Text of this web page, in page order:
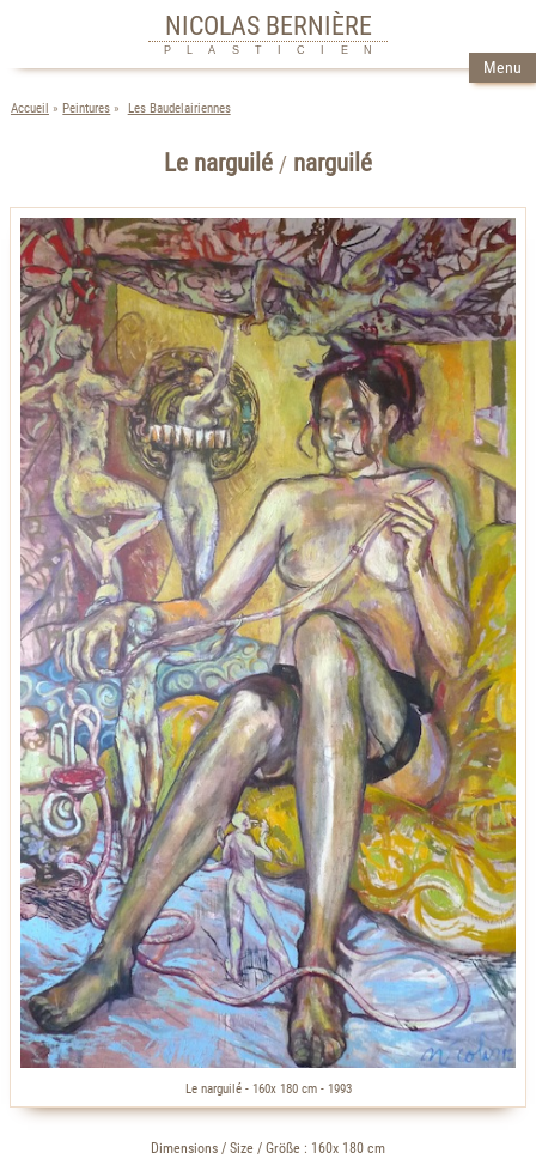
NICOLAS BERNIÈRE
PLASTICIEN
Menu
Accueil Peintures Les Baudelairiennes
Le narguilé / narguilé
Le narguilé - 160x 180 cm - 1993
Dimensions / Size / Größe : 160x 180 cm